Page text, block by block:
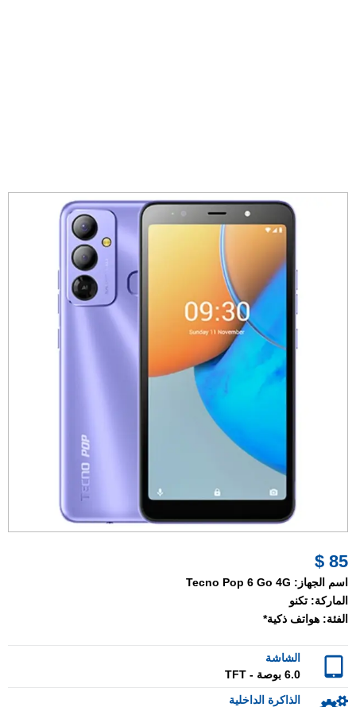
85 $
اسم الجهاز: Tecno Pop 6 Go 4G
الماركة: تكنو
الفئة: هواتف ذكية*
الشاشة
6.0 بوصة - TFT
الذاكرة الداخلية